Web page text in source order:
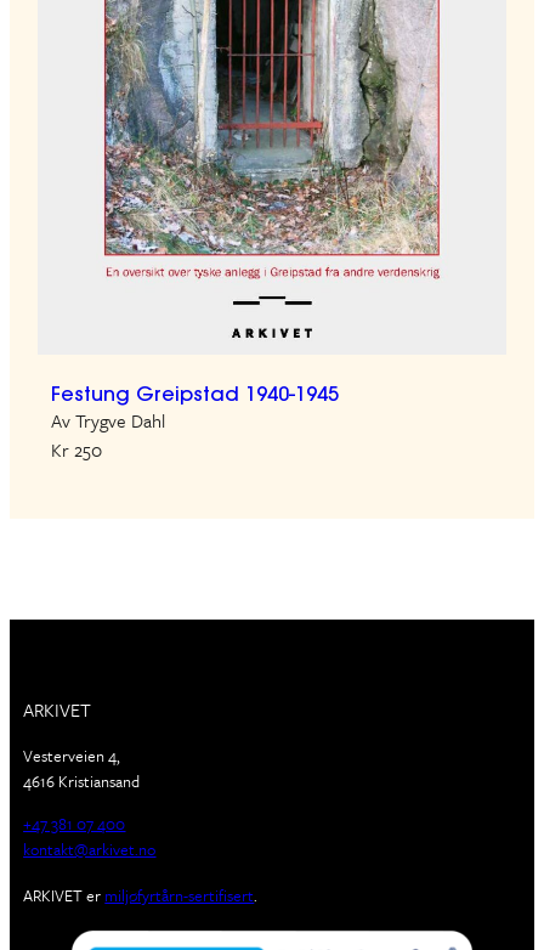
Festung Greipstad 1940-1945
Av Trygve Dahl
Kr 250
ARKIVET
Vesterveien 4,
4616 Kristiansand
+47 381 07 400
kontakt@arkivet.no
ARKIVET er miljøfyrtårn-sertifisert.